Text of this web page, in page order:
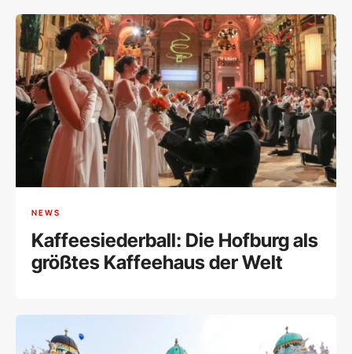
NEWS
Kaffeesiederball: Die Hofburg als
größtes Kaffeehaus der Welt